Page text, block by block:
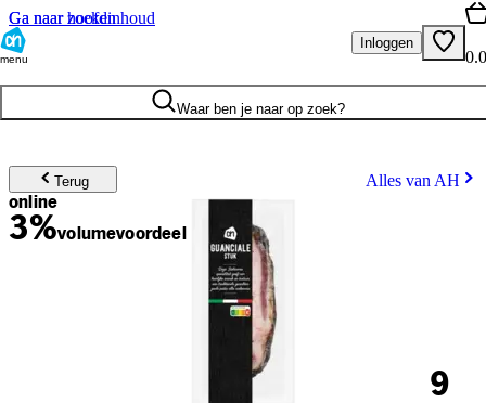
Ga naar hoofdinhoud
Ga naar zoeken
menu
Inloggen
Waar ben je naar op zoek?
Terug Alles van AH
online
3%volumevoordeel
9